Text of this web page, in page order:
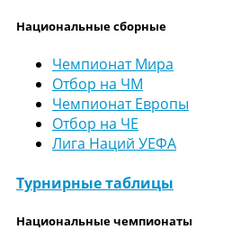
Национальные сборные
Чемпионат Мира
Отбор на ЧМ
Чемпионат Европы
Отбор на ЧЕ
Лига Наций УЕФА
Турнирные таблицы
Национальные чемпионаты